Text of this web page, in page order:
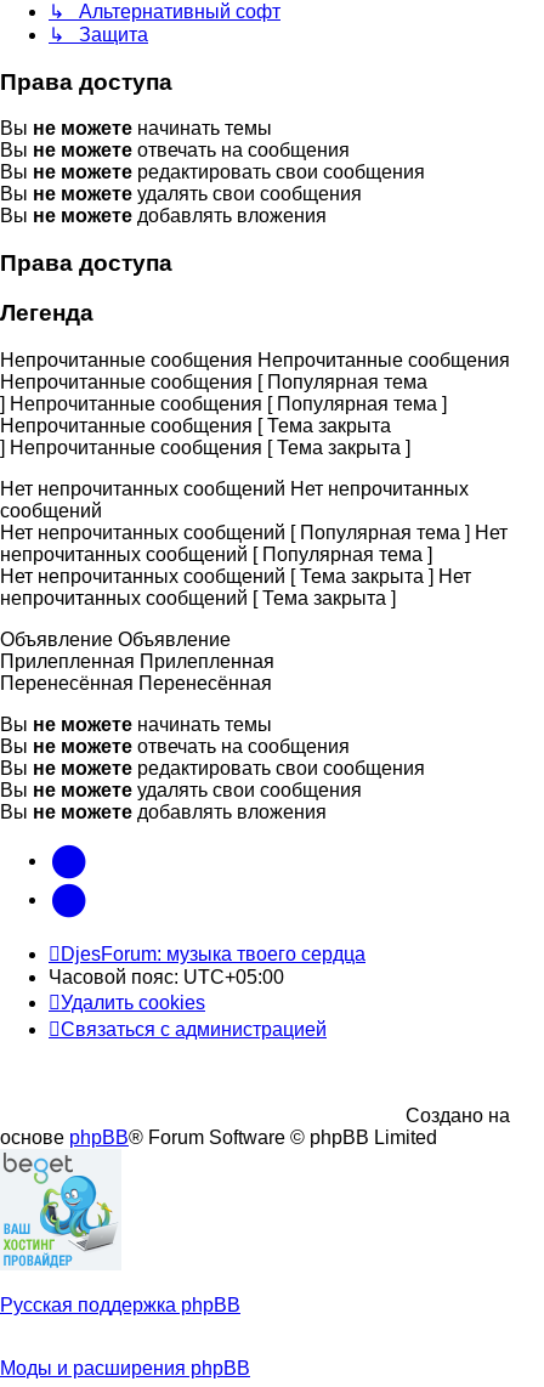
↳ Альтернативный софт
↳ Защита
Права доступа
Вы не можете начинать темы
Вы не можете отвечать на сообщения
Вы не можете редактировать свои сообщения
Вы не можете удалять свои сообщения
Вы не можете добавлять вложения
Права доступа
Легенда
Непрочитанные сообщения Непрочитанные сообщения
Непрочитанные сообщения [ Популярная тема
] Непрочитанные сообщения [ Популярная тема ]
Непрочитанные сообщения [ Тема закрыта
] Непрочитанные сообщения [ Тема закрыта ]
Нет непрочитанных сообщений Нет непрочитанных
сообщений
Нет непрочитанных сообщений [ Популярная тема ] Нет
непрочитанных сообщений [ Популярная тема ]
Нет непрочитанных сообщений [ Тема закрыта ] Нет
непрочитанных сообщений [ Тема закрыта ]
Объявление Объявление
Прилепленная Прилепленная
Перенесённая Перенесённая
Вы не можете начинать темы
Вы не можете отвечать на сообщения
Вы не можете редактировать свои сообщения
Вы не можете удалять свои сообщения
Вы не можете добавлять вложения
vk
Telegram
DjesForum: музыка твоего сердца
Часовой пояс: UTC+05:00
Удалить cookies
Связаться с администрацией
Создано на
основе phpBB® Forum Software © phpBB Limited
Русская поддержка phpBB
Моды и расширения phpBB